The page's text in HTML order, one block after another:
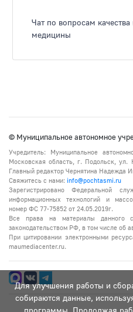
Чат по вопросам качества
медицины
Для улучшения работы и
собираются данные,
программы. Продолжая
© Муниципальное автономное
Учредитель: Муниципальное
Московская область, г. Подольск,
Главный редактор Чернятина Надежда
Свяжитесь с нами: info@pochtasmi.ru
Зарегистрировано Федеральной
информационных технологий и
номер ФС 77-75852 от 24.05.2019г.
Все права на материалы данного
законодательством РФ, в том числе об
При цитировании электронными
maumediacenter.ru.